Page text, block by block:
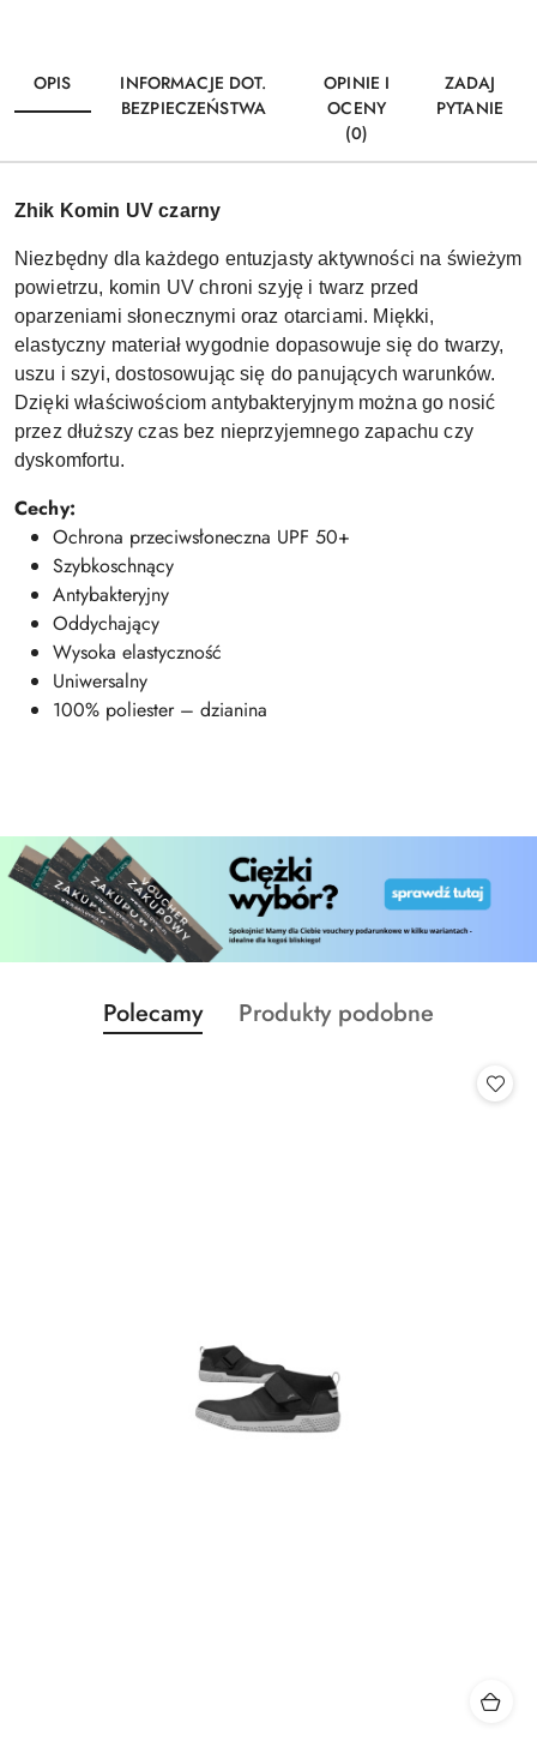
OPIS
INFORMACJE DOT.
BEZPIECZEŃSTWA
OPINIE I
OCENY
(0)
ZADAJ
PYTANIE
Zhik Komin UV czarny
Niezbędny dla każdego entuzjasty aktywności na świeżym
powietrzu, komin UV chroni szyję i twarz przed
oparzeniami słonecznymi oraz otarciami. Miękki,
elastyczny materiał wygodnie dopasowuje się do twarzy,
uszu i szyi, dostosowując się do panujących warunków.
Dzięki właściwościom antybakteryjnym można go nosić
przez dłuższy czas bez nieprzyjemnego zapachu czy
dyskomfortu.
Cechy:
Ochrona przeciwsłoneczna UPF 50+
Szybkoschnący
Antybakteryjny
Oddychający
Wysoka elastyczność
Uniwersalny
100% poliester – dzianina
Pomiń karuzelę produktów
Produkty
o
Polecamy
Produkty
Produkty podobne